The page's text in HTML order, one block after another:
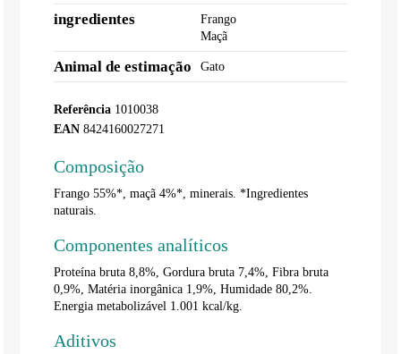
ingredientes
Frango
Maçã
Animal de estimação Gato
Referência 1010038
EAN 8424160027271
Composição
Frango 55%*, maçã 4%*, minerais. *Ingredientes
naturais.
Componentes analíticos
Proteína bruta 8,8%, Gordura bruta 7,4%, Fibra bruta
0,9%, Matéria inorgânica 1,9%, Humidade 80,2%.
Energia metabolizável 1.001 kcal/kg.
Aditivos